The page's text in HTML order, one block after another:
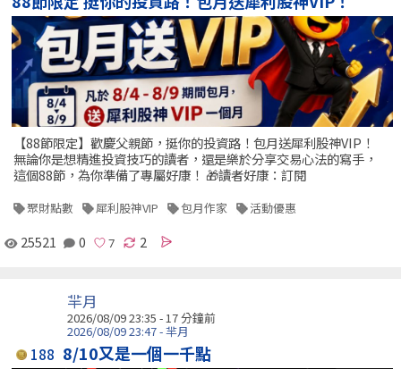
【88節限定】歡慶父親節，挺你的投資路！包月送犀利股神VIP！
無論你是想精進投資技巧的讀者，還是樂於分享交易心法的寫手，
這個88節，為你準備了專屬好康！ 🎁讀者好康：訂閱
聚財點數 犀利股神VIP 包月作家 活動優惠
25521 0 2
羋月
2026/08/09 23:35 -17 分鐘前
2026/08/09 23:47 - 羋月
188 8/10又是一個一千點